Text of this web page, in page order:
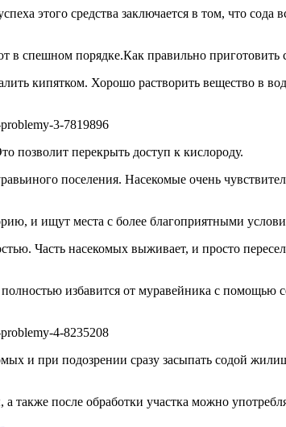
этого средства заключается в том, что сода
в спешном порядке.Как правильно приготовить
кипятком. Хорошо растворить вещество в
позволит перекрыть доступ к кислороду.
поселения. Насекомые очень
и ищут места с более благоприятными
Часть насекомых выживает, и просто
избавится от муравейника с
и при подозрении сразу засыпать содой
после обработки участка можно